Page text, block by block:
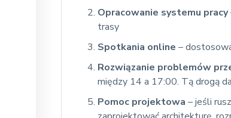
Opracowanie systemu pracy
trasy
Spotkania online –
Rozwiązanie problemów
między 14 a 17:00. Tą drogą
Pomoc projektowa – jeśli